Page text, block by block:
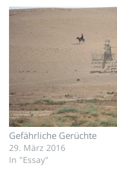
Gefährliche Gerüchte
29. März 2016
In "Essay"